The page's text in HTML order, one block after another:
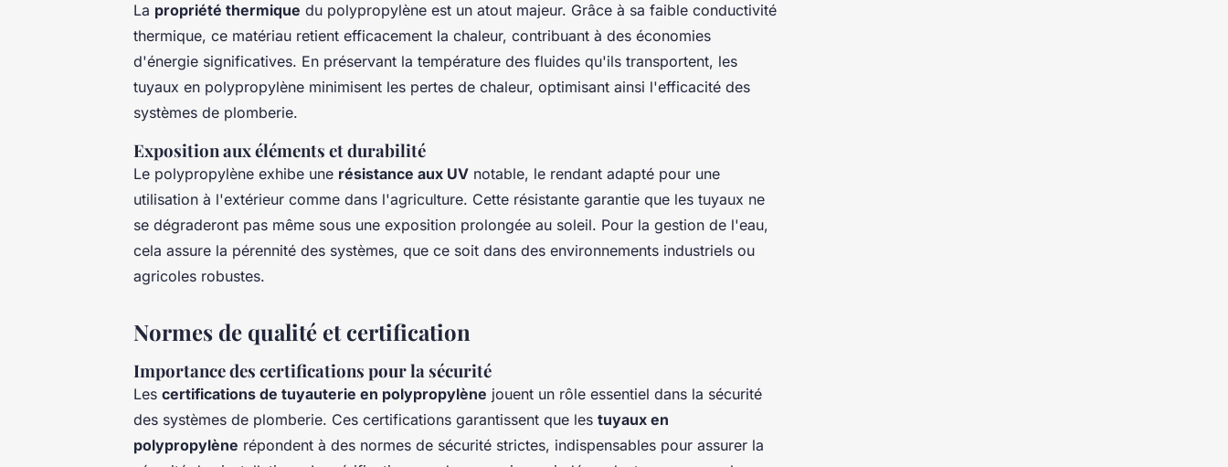
La propriété thermique du polypropylène est un atout majeur. Grâce à sa faible conductivité
thermique, ce matériau retient efficacement la chaleur, contribuant à des économies
d'énergie significatives. En préservant la température des fluides qu'ils transportent, les
tuyaux en polypropylène minimisent les pertes de chaleur, optimisant ainsi l'efficacité des
systèmes de plomberie.
Exposition aux éléments et durabilité
Le polypropylène exhibe une résistance aux UV notable, le rendant adapté pour une
utilisation à l'extérieur comme dans l'agriculture. Cette résistante garantie que les tuyaux ne
se dégraderont pas même sous une exposition prolongée au soleil. Pour la gestion de l'eau,
cela assure la pérennité des systèmes, que ce soit dans des environnements industriels ou
agricoles robustes.
Normes de qualité et certification
Importance des certifications pour la sécurité
Les certifications de tuyauterie en polypropylène jouent un rôle essentiel dans la sécurité
des systèmes de plomberie. Ces certifications garantissent que les tuyaux en
polypropylène répondent à des normes de sécurité strictes, indispensables pour assurer la